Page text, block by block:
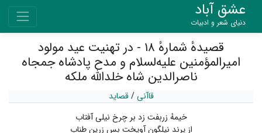
عشق آباد
دنیای شعر و ادبیات
قصیدهٔ شمارهٔ ۱۸ - در تهنیت عید مولود
امیرالمؤمنین علیه‌لسلام و مدح پادشاه جمجاه
ناصرالدین شاه خلدالله ملکه
قاآنی/قصاید
خیمهٔ زربفت زد بر چرخ نیلی آفتاب
از پرند نیلگون آویخت بس زرین طناب